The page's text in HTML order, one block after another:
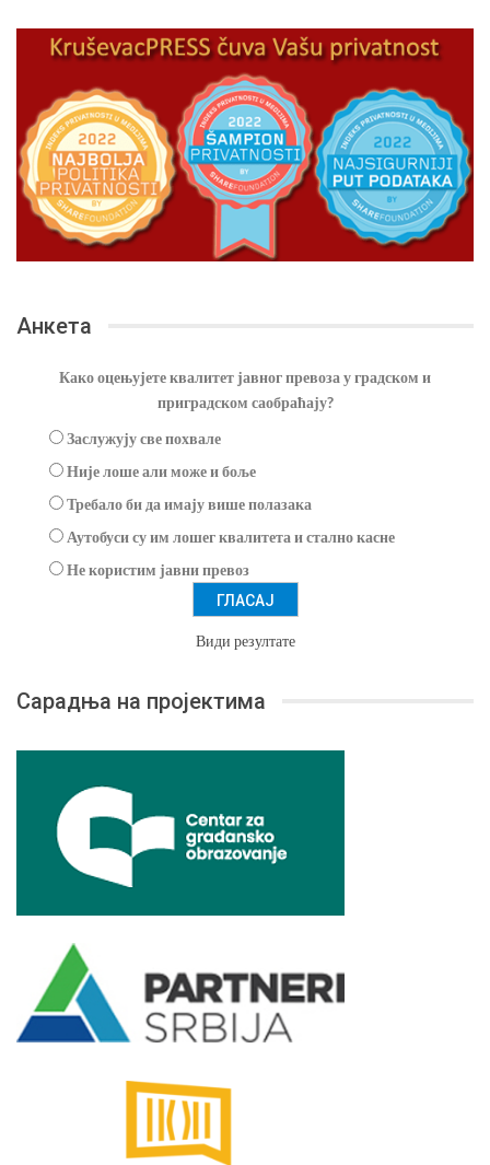
Анкета
Како оцењујете квалитет јавног превоза у градском и
приградском саобраћају?
Заслужују све похвале
Није лоше али може и боље
Требало би да имају више полазака
Аутобуси су им лошег квалитета и стално касне
Не користим јавни превоз
Види резултате
Сарадња на пројектима